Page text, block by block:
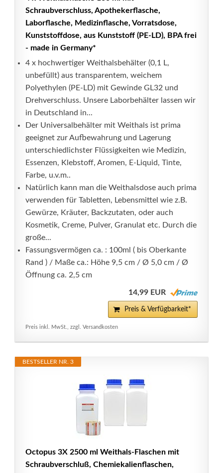
Schraubverschluss, Apothekerflasche,
Laborflasche, Medizinflasche, Vorratsdose,
Kunststoffdose, aus Kunststoff (PE-LD), BPA frei
- made in Germany*
4 x hochwertiger Weithalsbehälter (0,1 L,
unbefüllt) aus transparentem, weichem
Polyethylen (PE-LD) mit Gewinde GL32 und
Drehverschluss. Unsere Laborbehälter lassen wir
in Deutschland in...
Der Universalbehälter mit Weithals ist prima
geeignet zur Aufbewahrung und Lagerung
unterschiedlichster Flüssigkeiten wie Medizin,
Essenzen, Klebstoff, Aromen, E-Liquid, Tinte,
Farbe, u.v.m..
Natürlich kann man die Weithalsdose auch prima
verwenden für Tabletten, Lebensmittel wie z.B.
Gewürze, Kräuter, Backzutaten, oder auch
Kosmetik, Creme, Pulver, Granulat etc. Durch die
große...
Fassungsvermögen ca. : 100ml ( bis Oberkante
Rand ) / Maße ca.: Höhe 9,5 cm / Ø 5,0 cm / Ø
Öffnung ca. 2,5 cm
14,99 EUR
Preis & Verfügbarkeit*
Preis inkl. MwSt., zzgl. Versandkosten
BESTSELLER NR. 3
Octopus 3X 2500 ml Weithals-Flaschen mit
Schraubverschluß, Chemiekalienflaschen,